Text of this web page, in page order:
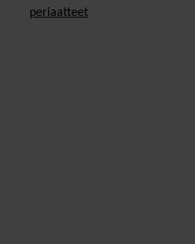
periaatteet